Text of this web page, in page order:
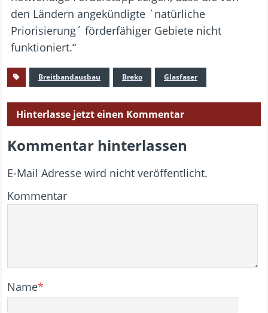
den Ländern angekündigte `natürliche
Priorisierung´ förderfähiger Gebiete nicht
funktioniert.“
Breitbandausbau Breko Glasfaser
Hinterlasse jetzt einen Kommentar
Kommentar hinterlassen
E-Mail Adresse wird nicht veröffentlicht.
Kommentar
Name*